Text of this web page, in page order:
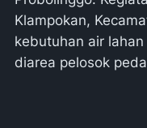
Klampokan,
kebutuhan air
diarea pelosok